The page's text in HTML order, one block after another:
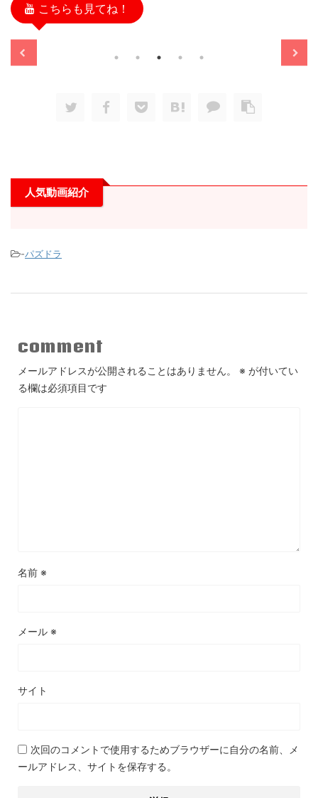
こちらも見てね！
11/13
人気動画紹介
-パズドラ
comment
メールアドレスが公開されることはありません。 ※ が付いてい
る欄は必須項目です
名前 ※
メール ※
サイト
次回のコメントで使用するためブラウザーに自分の名前、メ
ールアドレス、サイトを保存する。